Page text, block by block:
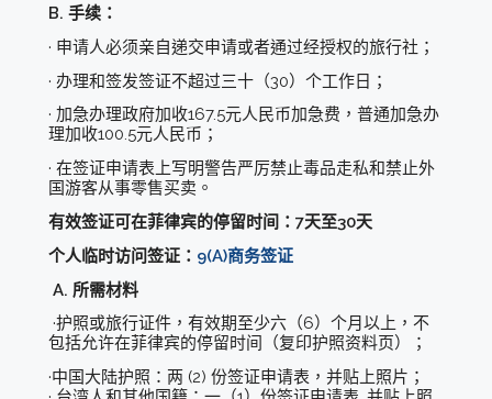
B. 手续：
· 申请人必须亲自递交申请或者通过经授权的旅行社；
· 办理和签发签证不超过三十（30）个工作日；
· 加急办理政府加收167.5元人民币加急费，普通加急办
理加收100.5元人民币；
· 在签证申请表上写明警告严厉禁止毒品走私和禁止外
国游客从事零售买卖。
有效签证可在菲律宾的停留时间：7天至30天
个人临时访问签证： 9(A)商务签证
A. 所需材料
·护照或旅行证件，有效期至少六（6）个月以上，不
包括允许在菲律宾的停留时间（复印护照资料页）；
·中国大陆护照：两 (2) 份签证申请表，并贴上照片；